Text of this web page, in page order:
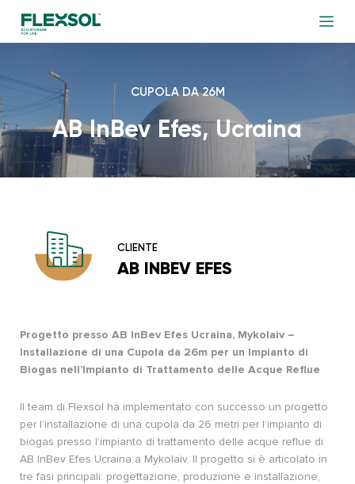
CUPOLA DA 26M
AB InBev Efes, Ucraina
CLIENTE
AB INBEV EFES
Progetto presso AB InBev Efes Ucraina, Mykolaiv –
Installazione di una Cupola da 26m per un Impianto di
Biogas nell’Impianto di Trattamento delle Acque Reflue
Il team di Flexsol ha implementato con successo un progetto
per l’installazione di una cupola da 26 metri per l’impianto di
biogas presso l’impianto di trattamento delle acque reflue di
AB InBev Efes Ucraina a Mykolaiv. Il progetto si è articolato in
tre fasi principali: progettazione, produzione e installazione,